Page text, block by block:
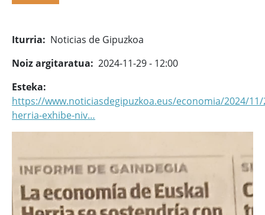
Iturria
Noticias de Gipuzkoa
Noiz argitaratua
2024-11-29 - 12:00
Esteka
https://www.noticiasdegipuzkoa.eus/economia/2024/
herria-exhibe-niv…